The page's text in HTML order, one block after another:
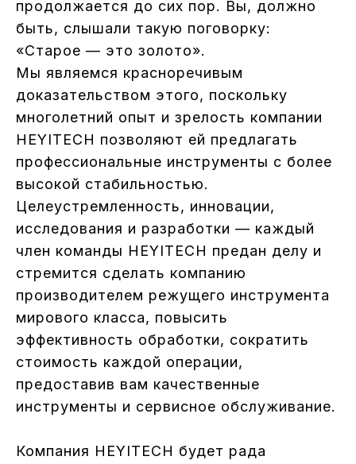
продолжается до сих пор. Вы, должно
быть, слышали такую поговорку:
«Старое — это золото».
Мы являемся красноречивым
доказательством этого, поскольку
многолетний опыт и зрелость компании
HEYITECH позволяют ей предлагать
профессиональные инструменты с более
высокой стабильностью.
Целеустремленность, инновации,
исследования и разработки — каждый
член команды HEYITECH предан делу и
стремится сделать компанию
производителем режущего инструмента
мирового класса, повысить
эффективность обработки, сократить
стоимость каждой операции,
предоставив вам качественные
инструменты и сервисное обслуживание.
Компания HEYITECH будет рада